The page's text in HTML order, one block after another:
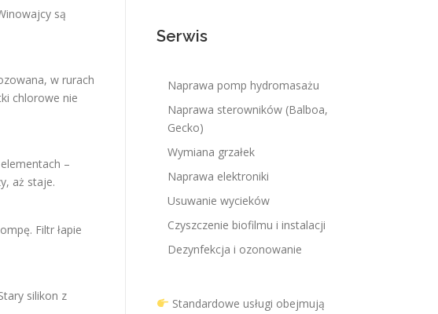
są
w rurach
chlorowe nie
–
aż staje.
Filtr łapie
silikon z
Serwis
Naprawa pomp hydromasażu
Naprawa sterowników (Balboa,
Gecko)
Wymiana grzałek
Naprawa elektroniki
Usuwanie wycieków
Czyszczenie biofilmu i instalacji
Dezynfekcja i ozonowanie
Standardowe usługi obejmują